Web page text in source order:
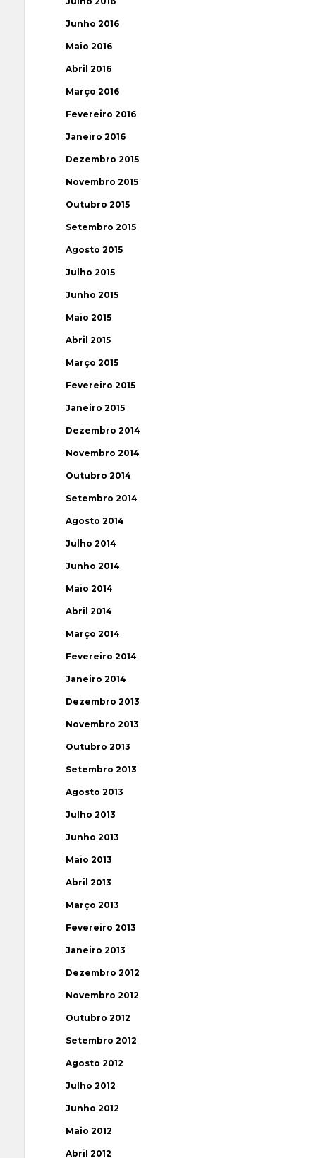
Junho 2016
Maio 2016
Abril 2016
Março 2016
Fevereiro 2016
Janeiro 2016
Dezembro 2015
Novembro 2015
Outubro 2015
Setembro 2015
Agosto 2015
Julho 2015
Junho 2015
Maio 2015
Abril 2015
Março 2015
Fevereiro 2015
Janeiro 2015
Dezembro 2014
Novembro 2014
Outubro 2014
Setembro 2014
Agosto 2014
Julho 2014
Junho 2014
Maio 2014
Abril 2014
Março 2014
Fevereiro 2014
Janeiro 2014
Dezembro 2013
Novembro 2013
Outubro 2013
Setembro 2013
Agosto 2013
Julho 2013
Junho 2013
Maio 2013
Abril 2013
Março 2013
Fevereiro 2013
Janeiro 2013
Dezembro 2012
Novembro 2012
Outubro 2012
Setembro 2012
Agosto 2012
Julho 2012
Junho 2012
Maio 2012
Abril 2012